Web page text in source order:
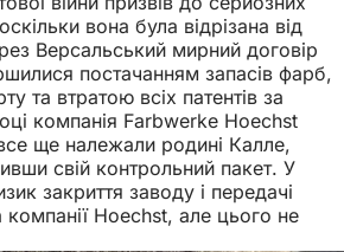
вона була відрізана від
Версальський мирний договір
постачанням запасів фарб,
та втратою всіх патентів за
компанія Farbwerke Hoechst
ще належали родині Калле,
свій контрольний пакет. У
закриття заводу і передачі
Hoechst, але цього не